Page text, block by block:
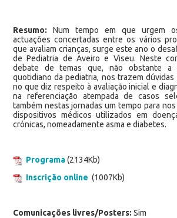
Resumo: Num tempo em que urgem
actuações concertadas entre os vários
que avaliam crianças, surge este ano o
de Pediatria de Aveiro e Viseu. Neste
debate de temas que, não obstante a
quotidiano da pediatria, nos trazem dúvidas
no que diz respeito à avaliação inicial e
na referenciação atempada de casos
também nestas jornadas um tempo para
dispositivos médicos utilizados em
crónicas, nomeadamente asma e diabetes.
Programa(2134Kb)
Inscrição online (1007Kb)
Comunicações livres/Posters: Sim